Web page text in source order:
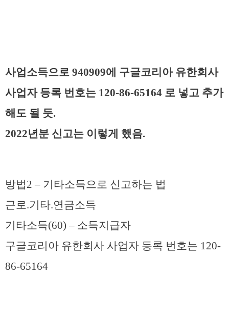
사업소득으로 940909에 구글코리아 유한회사
사업자 등록 번호는 120-86-65164 로 넣고 추가
해도 될 듯.
2022년분 신고는 이렇게 했음.
방법2 – 기타소득으로 신고하는 법
근로.기타.연금소득
기타소득(60) – 소득지급자
구글코리아 유한회사 사업자 등록 번호는 120-
86-65164